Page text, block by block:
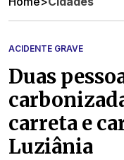
ACIDENTE GRAVE
Duas
carreta e
Luziânia